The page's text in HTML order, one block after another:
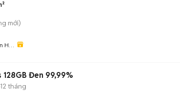
mới)
Hộ
Đen 99,99%
tháng